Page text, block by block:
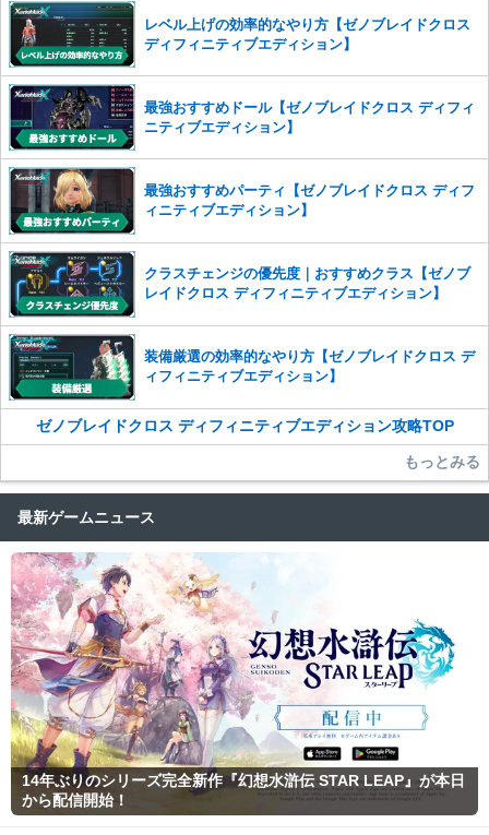
※一度削除したコメントは復元ができませんのでご注意くだ
さい。
また、過度な利用規約の違反や、弊社に損害の及ぶ内容の書き込みがあ
った場合は、法的措置をとらせていただく場合もございますので、あら
かじめご理解くださいませ。
レベル上げの効率的なやり方【ゼノブレイドクロス
ディフィニティブエディション】
最強おすすめドール【ゼノブレイドクロス ディフィ
ニティブエディション】
最強おすすめパーティ【ゼノブレイドクロス ディフ
ィニティブエディション】
クラスチェンジの優先度｜おすすめクラス【ゼノブ
レイドクロス ディフィニティブエディション】
装備厳選の効率的なやり方【ゼノブレイドクロス デ
ィフィニティブエディション】
ゼノブレイドクロス ディフィニティブエディション攻略TOP
もっとみる
最新ゲームニュース
14年ぶりのシリーズ完全新作『幻想水滸伝 STAR LEAP』が本日
から配信開始！